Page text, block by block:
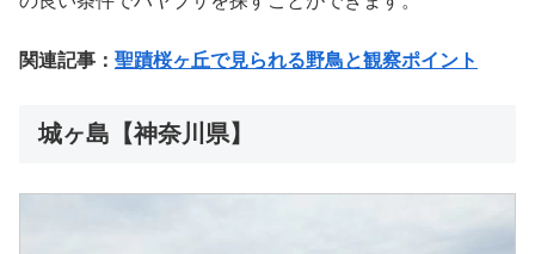
関連記事： 聖蹟桜ヶ丘で見られる野鳥と観察ポイント
城ヶ島【神奈川県】